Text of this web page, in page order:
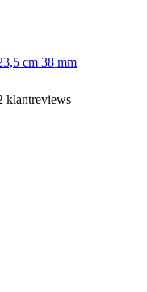
cm 38 mm
klantreviews